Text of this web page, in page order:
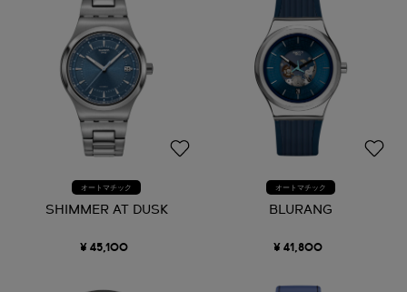
オートマチック
SHIMMER AT DUSK
¥ 45,100
オートマチック
BLURANG
¥ 41,800